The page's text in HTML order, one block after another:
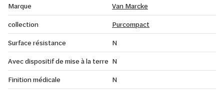
Marque
Van Marcke
collection
Purcompact
Surface résistance
N
Avec dispositif de mise à la terre N
Finition médicale
N